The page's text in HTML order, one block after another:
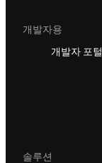
개발자용
개발자 포털
솔루션